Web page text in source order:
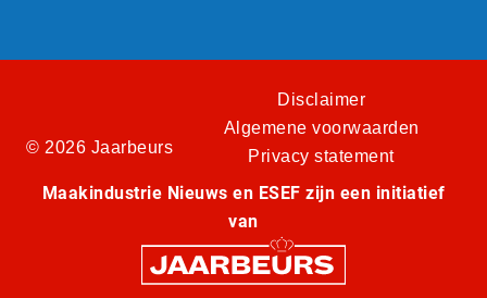
© 2026 Jaarbeurs
Disclaimer
Algemene voorwaarden
Privacy statement
Maakindustrie Nieuws en ESEF zijn een initiatief
van